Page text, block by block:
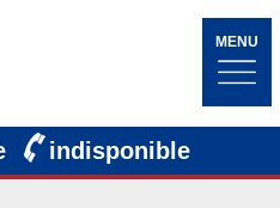
MENU
indisponible